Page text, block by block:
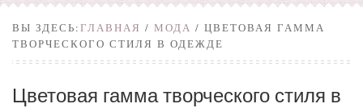
ВЫ ЗДЕСЬ:ГЛАВНАЯ / МОДА / ЦВЕТОВАЯ ГАММА
ТВОРЧЕСКОГО СТИЛЯ В ОДЕЖДЕ
Цветовая гамма творческого стиля в